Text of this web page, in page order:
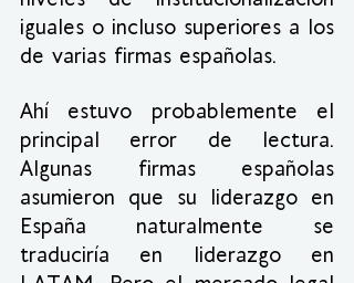
iguales o incluso superiores a los
de varias firmas españolas.
Ahí estuvo probablemente el
principal error de lectura.
Algunas firmas españolas
asumieron que su liderazgo en
España naturalmente se
traduciría en liderazgo en